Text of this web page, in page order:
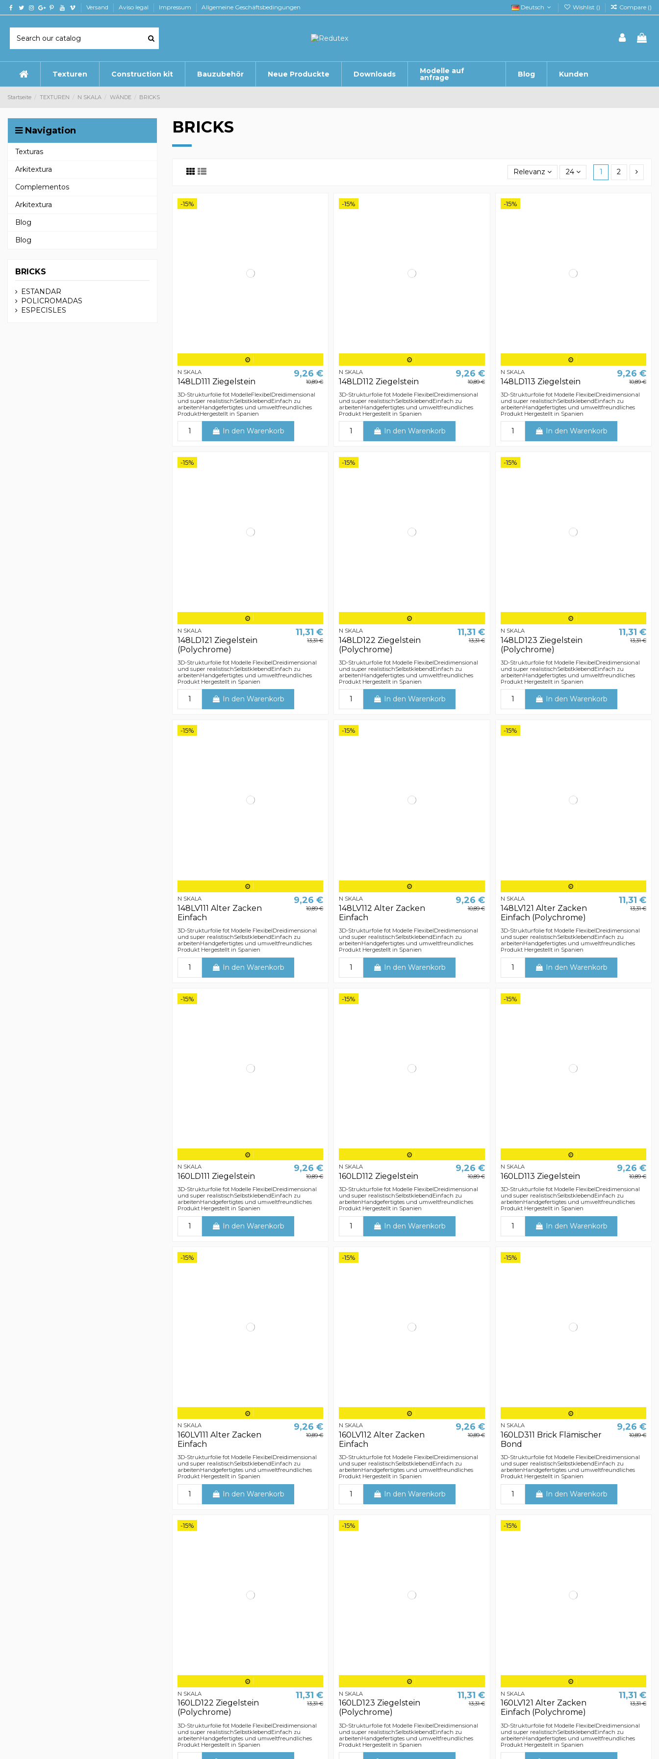
Versand Aviso legal Impressum Allgemeine Geschäftsbedingungen Deutsch Wishlist () Compare ()
Texturen Construction kit Bauzubehör Neue Produckte Downloads Modelle auf
anfrage Blog Kunden
Startseite TEXTUREN N SKALA WÄNDE BRICKS
BRICKS
Relevanz 24 1 2
-15%
N SKALA
148LD111 Ziegelstein
9,26 €
10,89 €
3D-Strukturfolie fot ModelleFlexibelDreidimensional
und super realistischSelbstklebendEinfach zu
arbeitenHandgefertigtes und umweltfreundliches
ProduktHergestellt in Spanien
In den Warenkorb
-15%
N SKALA
148LD112 Ziegelstein
9,26 €
10,89 €
3D-Strukturfolie fot Modelle FlexibelDreidimensional
und super realistischSelbstklebendEinfach zu
arbeitenHandgefertigtes und umweltfreundliches
Produkt Hergestellt in Spanien
In den Warenkorb
-15%
N SKALA
148LD113 Ziegelstein
9,26 €
10,89 €
3D-Strukturfolie fot Modelle FlexibelDreidimensional
und super realistischSelbstklebendEinfach zu
arbeitenHandgefertigtes und umweltfreundliches
Produkt Hergestellt in Spanien
In den Warenkorb
-15%
N SKALA
148LD121 Ziegelstein
(Polychrome)
11,31 €
13,31 €
3D-Strukturfolie fot Modelle FlexibelDreidimensional
und super realistischSelbstklebendEinfach zu
arbeitenHandgefertigtes und umweltfreundliches
Produkt Hergestellt in Spanien
In den Warenkorb
-15%
N SKALA
148LD122 Ziegelstein
(Polychrome)
11,31 €
13,31 €
3D-Strukturfolie fot Modelle FlexibelDreidimensional
und super realistischSelbstklebendEinfach zu
arbeitenHandgefertigtes und umweltfreundliches
Produkt Hergestellt in Spanien
In den Warenkorb
-15%
N SKALA
148LD123 Ziegelstein
(Polychrome)
11,31 €
13,31 €
3D-Strukturfolie fot Modelle FlexibelDreidimensional
und super realistischSelbstklebendEinfach zu
arbeitenHandgefertigtes und umweltfreundliches
Produkt Hergestellt in Spanien
In den Warenkorb
-15%
N SKALA
148LV111 Alter Zacken
Einfach
9,26 €
10,89 €
3D-Strukturfolie fot Modelle FlexibelDreidimensional
und super realistischSelbstklebendEinfach zu
arbeitenHandgefertigtes und umweltfreundliches
Produkt Hergestellt in Spanien
In den Warenkorb
-15%
N SKALA
148LV112 Alter Zacken
Einfach
9,26 €
10,89 €
3D-Strukturfolie fot Modelle FlexibelDreidimensional
und super realistischSelbstklebendEinfach zu
arbeitenHandgefertigtes und umweltfreundliches
Produkt Hergestellt in Spanien
In den Warenkorb
-15%
N SKALA
148LV121 Alter Zacken
Einfach (Polychrome)
11,31 €
13,31 €
3D-Strukturfolie fot Modelle FlexibelDreidimensional
und super realistischSelbstklebendEinfach zu
arbeitenHandgefertigtes und umweltfreundliches
Produkt Hergestellt in Spanien
In den Warenkorb
-15%
N SKALA
160LD111 Ziegelstein
9,26 €
10,89 €
3D-Strukturfolie fot Modelle FlexibelDreidimensional
und super realistischSelbstklebendEinfach zu
arbeitenHandgefertigtes und umweltfreundliches
Produkt Hergestellt in Spanien
In den Warenkorb
-15%
N SKALA
160LD112 Ziegelstein
9,26 €
10,89 €
3D-Strukturfolie fot Modelle FlexibelDreidimensional
und super realistischSelbstklebendEinfach zu
arbeitenHandgefertigtes und umweltfreundliches
Produkt Hergestellt in Spanien
In den Warenkorb
-15%
N SKALA
160LD113 Ziegelstein
9,26 €
10,89 €
3D-Strukturfolie fot Modelle FlexibelDreidimensional
und super realistischSelbstklebendEinfach zu
arbeitenHandgefertigtes und umweltfreundliches
Produkt Hergestellt in Spanien
In den Warenkorb
-15%
N SKALA
160LV111 Alter Zacken
Einfach
9,26 €
10,89 €
3D-Strukturfolie fot Modelle FlexibelDreidimensional
und super realistischSelbstklebendEinfach zu
arbeitenHandgefertigtes und umweltfreundliches
Produkt Hergestellt in Spanien
In den Warenkorb
-15%
N SKALA
160LV112 Alter Zacken
Einfach
9,26 €
10,89 €
3D-Strukturfolie fot Modelle FlexibelDreidimensional
und super realistischSelbstklebendEinfach zu
arbeitenHandgefertigtes und umweltfreundliches
Produkt Hergestellt in Spanien
In den Warenkorb
-15%
N SKALA
160LD311 Brick Flämischer
Bond
9,26 €
10,89 €
3D-Strukturfolie fot Modelle FlexibelDreidimensional
und super realistischSelbstklebendEinfach zu
arbeitenHandgefertigtes und umweltfreundliches
Produkt Hergestellt in Spanien
In den Warenkorb
-15%
N SKALA
160LD122 Ziegelstein
(Polychrome)
11,31 €
13,31 €
3D-Strukturfolie fot Modelle FlexibelDreidimensional
und super realistischSelbstklebendEinfach zu
arbeitenHandgefertigtes und umweltfreundliches
Produkt Hergestellt in Spanien
-15%
N SKALA
160LD123 Ziegelstein
(Polychrome)
11,31 €
13,31 €
3D-Strukturfolie fot Modelle FlexibelDreidimensional
und super realistischSelbstklebendEinfach zu
arbeitenHandgefertigtes und umweltfreundliches
Produkt Hergestellt in Spanien
-15%
N SKALA
160LV121 Alter Zacken
Einfach (Polychrome)
11,31 €
13,31 €
3D-Strukturfolie fot Modelle FlexibelDreidimensional
und super realistischSelbstklebendEinfach zu
arbeitenHandgefertigtes und umweltfreundliches
Produkt Hergestellt in Spanien
Navigation
Texturas
Arkitextura
Complementos
Arkitextura
Blog
Blog
BRICKS
ESTANDAR
POLICROMADAS
ESPECISLES